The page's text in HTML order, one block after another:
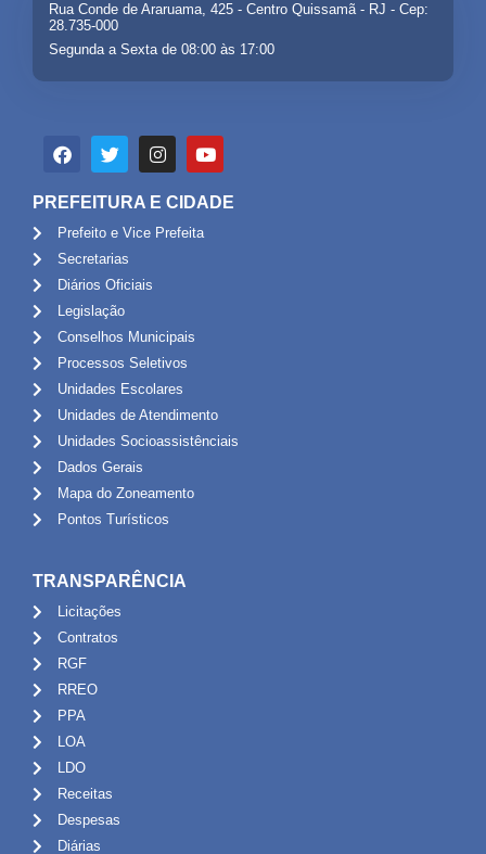
Rua Conde de Araruama, 425 - Centro Quissamã - RJ - Cep:
28.735-000
Segunda a Sexta de 08:00 às 17:00
PREFEITURA E CIDADE
Prefeito e Vice Prefeita
Secretarias
Diários Oficiais
Legislação
Conselhos Municipais
Processos Seletivos
Unidades Escolares
Unidades de Atendimento
Unidades Socioassistênciais
Dados Gerais
Mapa do Zoneamento
Pontos Turísticos
TRANSPARÊNCIA
Licitações
Contratos
RGF
RREO
PPA
LOA
LDO
Receitas
Despesas
Diárias